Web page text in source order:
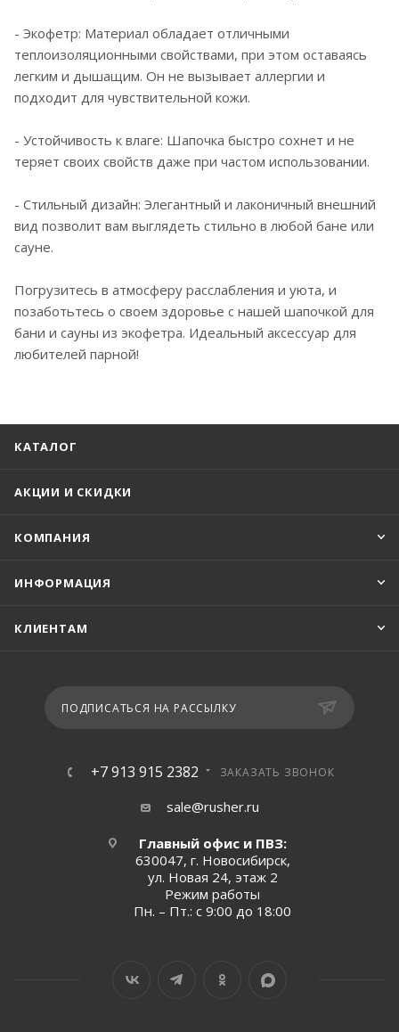
- Экофетр: Материал обладает отличными
теплоизоляционными свойствами, при этом оставаясь
легким и дышащим. Он не вызывает аллергии и
подходит для чувствительной кожи.
- Устойчивость к влаге: Шапочка быстро сохнет и не
теряет своих свойств даже при частом использовании.
- Стильный дизайн: Элегантный и лаконичный внешний
вид позволит вам выглядеть стильно в любой бане или
сауне.
Погрузитесь в атмосферу расслабления и уюта, и
позаботьтесь о своем здоровье с нашей шапочкой для
бани и сауны из экофетра. Идеальный аксессуар для
любителей парной!
КАТАЛОГ
АКЦИИ И СКИДКИ
КОМПАНИЯ
ИНФОРМАЦИЯ
КЛИЕНТАМ
ПОДПИСАТЬСЯ НА РАССЫЛКУ
+7 913 915 2382 ЗАКАЗАТЬ ЗВОНОК
sale@rusher.ru
Главный офис и ПВЗ:
630047, г. Новосибирск,
ул. Новая 24, этаж 2
Режим работы
Пн. – Пт.: с 9:00 до 18:00